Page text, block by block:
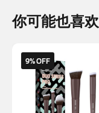
你可能也喜欢
9% OFF